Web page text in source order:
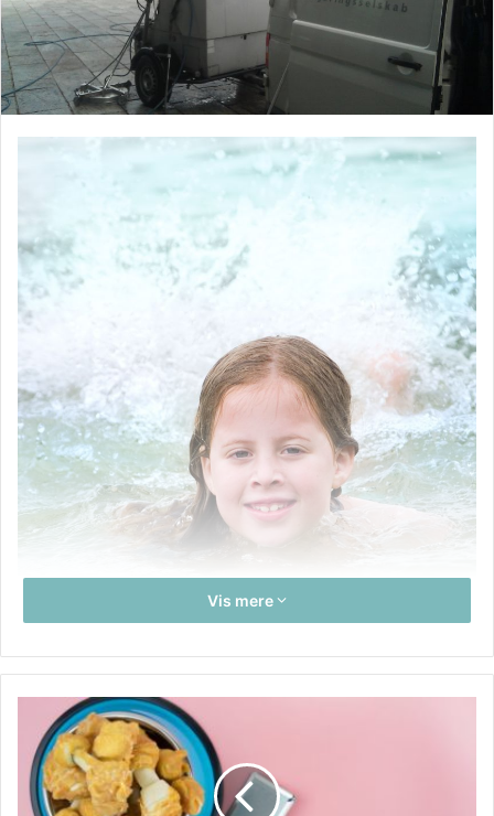
Har du og familien bestemt jer for, at sommerferien i år
skal holdes herhjemme? Så er det helt bestemt ikke noget,
Vis mere